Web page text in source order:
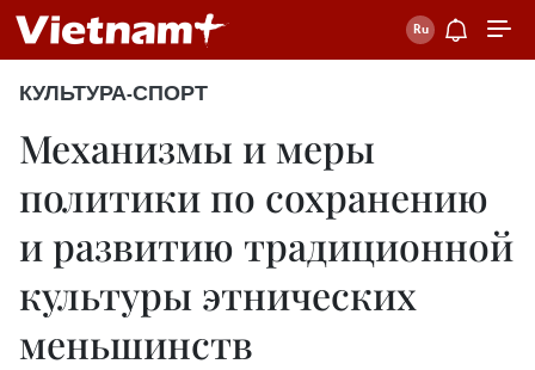
КУЛЬТУРА-СПОРТ
Механизмы и меры
политики по сохранению
и развитию традиционной
культуры этнических
меньшинств